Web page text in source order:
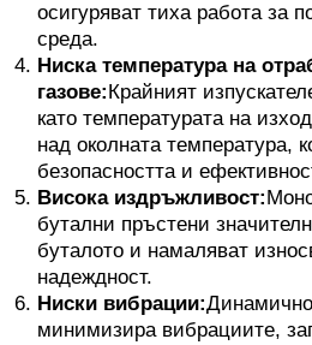
осигуряват тиха работа за
среда.
Ниска температура на
газове:Крайният
като температурата на
над околната температура,
безопасността и
Висока издръжливост:
бутални пръстени
буталото и намаляват
надеждност.
Ниски вибрации:
минимизира вибрациите,